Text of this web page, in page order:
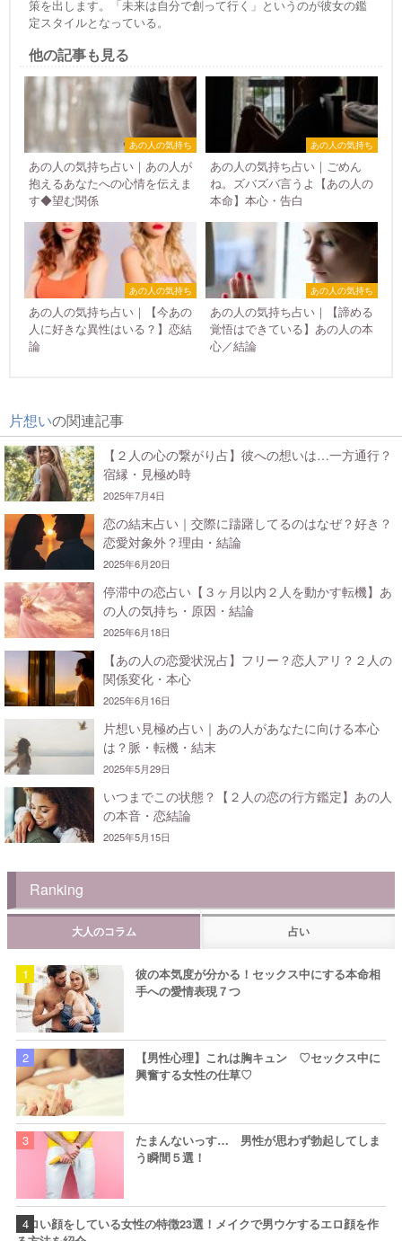
策を出します。「未来は自分で創って行く」というのが彼女の鑑
定スタイルとなっている。
他の記事も見る
あの人の気持ち
あの人の気持ち占い｜あの人が
抱えるあなたへの心情を伝えま
す◆望む関係
あの人の気持ち
あの人の気持ち占い｜ごめん
ね。ズバズバ言うよ【あの人の
本命】本心・告白
あの人の気持ち
あの人の気持ち占い｜【今あの
人に好きな異性はいる？】恋結
論
あの人の気持ち
あの人の気持ち占い｜【諦める
覚悟はできている】あの人の本
心／結論
片想いの関連記事
【２人の心の繋がり占】彼への想いは…一方通行？
宿縁・見極め時
2025年7月4日
恋の結末占い｜交際に躊躇してるのはなぜ？好き？
恋愛対象外？理由・結論
2025年6月20日
停滞中の恋占い【３ヶ月以内２人を動かす転機】あ
の人の気持ち・原因・結論
2025年6月18日
【あの人の恋愛状況占】フリー？恋人アリ？２人の
関係変化・本心
2025年6月16日
片想い見極め占い｜あの人があなたに向ける本心
は？脈・転機・結末
2025年5月29日
いつまでこの状態？【２人の恋の行方鑑定】あの人
の本音・恋結論
2025年5月15日
Ranking
大人のコラム 占い
彼の本気度が分かる！セックス中にする本命相
手への愛情表現７つ
【男性心理】これは胸キュン ♡セックス中に
興奮する女性の仕草♡
たまんないっす… 男性が思わず勃起してしま
う瞬間５選！
エロい顔をしている女性の特徴23選！メイクで男ウケするエロ顔を作